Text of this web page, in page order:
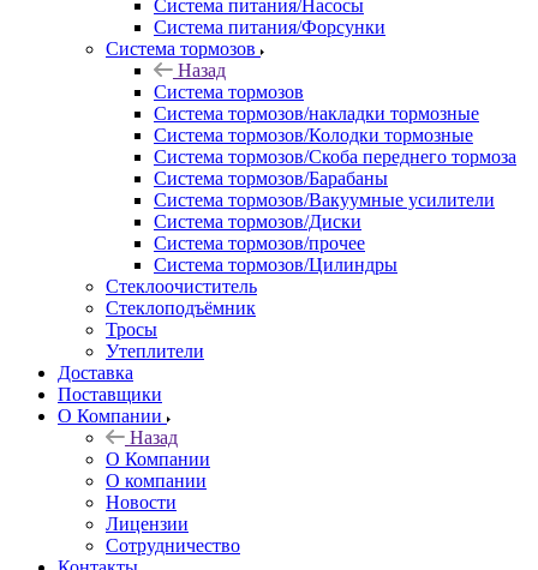
Система питания/Насосы
Система питания/Форсунки
Система тормозов
Назад
Система тормозов
Система тормозов/накладки тормозные
Система тормозов/Колодки тормозные
Система тормозов/Скоба переднего тормоза
Система тормозов/Барабаны
Система тормозов/Вакуумные усилители
Система тормозов/Диски
Система тормозов/прочее
Система тормозов/Цилиндры
Стеклоочиститель
Стеклоподъёмник
Тросы
Утеплители
Доставка
Поставщики
О Компании
Назад
О Компании
О компании
Новости
Лицензии
Сотрудничество